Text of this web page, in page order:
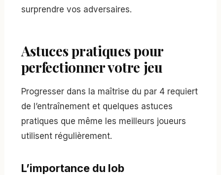
surprendre vos adversaires.
Astuces pratiques pour
perfectionner votre jeu
Progresser dans la maîtrise du par 4 requiert
de l’entraînement et quelques astuces
pratiques que même les meilleurs joueurs
utilisent régulièrement.
L’importance du lob